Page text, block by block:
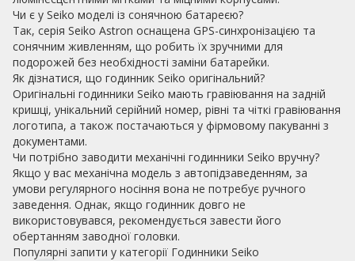
Чи є у Seiko моделі із сонячною батареєю?
Так, серія Seiko Astron оснащена GPS-синхронізацією та
сонячним живленням, що робить їх зручними для
подорожей без необхідності заміни батарейки.
Як дізнатися, що годинник Seiko оригінальний?
Оригінальні годинники Seiko мають гравіювання на задній
кришці, унікальний серійний номер, рівні та чіткі гравіювання
логотипа, а також постачаються у фірмовому пакуванні з
документами.
Чи потрібно заводити механічні годинники Seiko вручну?
Якщо у вас механічна модель з автопідзаведенням, за
умови регулярного носіння вона не потребує ручного
заведення. Однак, якщо годинник довго не
використовувався, рекомендується завести його
обертанням заводної головки.
Популярні запити у категорії Годинники Seiko